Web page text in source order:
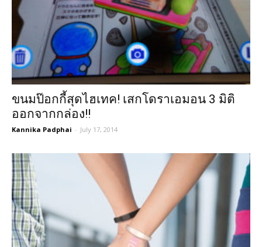
ขนมป๊อกกี้สุดไฮเทค! เสกโดราเอมอน 3 มิติ
ออกจากกล่อง!!
Kannika Padphai - July 17, 2014